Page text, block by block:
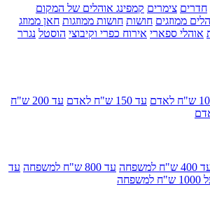
חדרים צימרים קמפינג אוהלים של המקום
ממוזגים חושות חושות ממוזגות חאן ממוזג
אוהלי ספארי אירוח כפרי וקיבוצי הוסטל נגרר
עד 150 ש"ח לאדם
עד 200 ש"ח
ש"ח למשפחה עד 800 ש"ח למשפחה
עד